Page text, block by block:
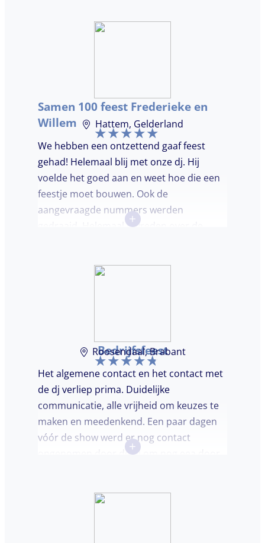
je geld. De gasten vroegen zich af waar ik
Samen 100 feest Frederieke en
Willem
Hattem, Gelderland
We hebben een ontzettend gaaf feest
gehad! Helemaal blij met onze dj. Hij
voelde het goed aan en weet hoe die een
feestje moet bouwen. Ook de
aangevraagde nummers werden
gedraaid. Helemaal tevreden over de
+
Bedrijfsfeest
Roosendaal, Brabant
Het algemene contact en het contact met
de dj verliep prima. Duidelijke
communicatie, alle vrijheid om keuzes te
maken en meedenkend. Een paar dagen
vóór de show werd er nog contact
opgenomen door de dj om nog eea door
met een klein clubje mensen en dat had
+